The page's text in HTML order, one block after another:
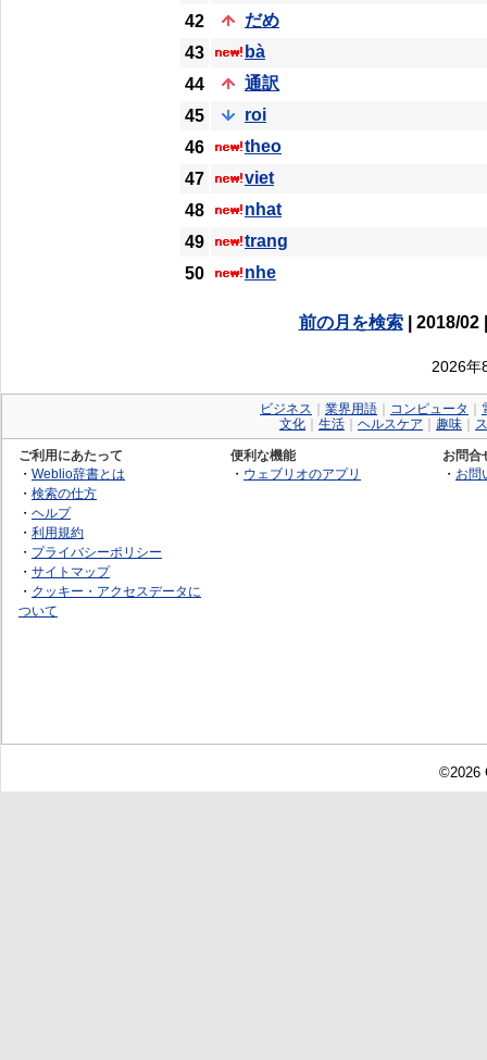
42
だめ
43
bà
44
通訳
45
roi
46
theo
47
viet
48
nhat
49
trang
50
nhe
前の月を検索| 2018/02
2026年
ビジネス 業界用語 コンピュータ
文化
生活 ヘルスケア 趣味
ご利用にあたって
・ Weblio辞書とは
・ 検索の仕方
・ ヘルプ
・ 利用規約
・ プライバシーポリシー
・ サイトマップ
・ クッキー・アクセスデータに
ついて
便利な機能
・ ウェブリオのアプリ
お問合
・ お問
©2026